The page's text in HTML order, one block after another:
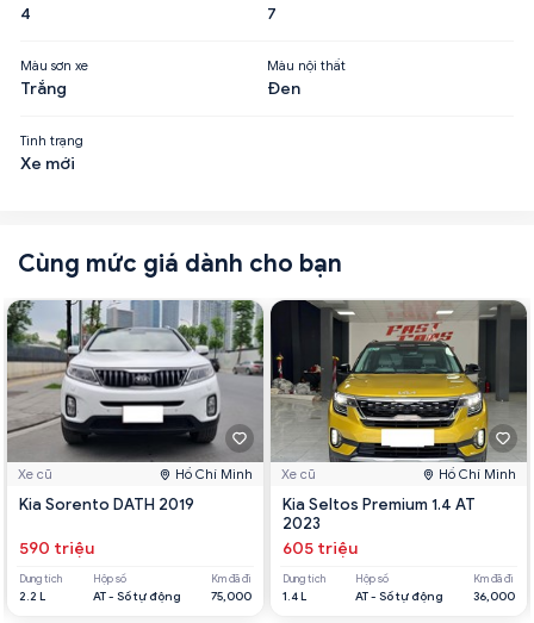
4 7
Màu sơn xe
Trắng
Màu nội thất
Đen
Tình trạng
Xe mới
Cùng mức giá dành cho bạn
Xe cũ Hồ Chí Minh
Kia Sorento DATH 2019
590 triệu
Dung tích
2.2 L
Hộp số
AT - Số tự động
Km đã đi
75,000
Xe cũ Hồ Chí Minh
Kia Seltos Premium 1.4 AT
2023
605 triệu
Dung tích
1.4 L
Hộp số
AT - Số tự động
Km đã đi
36,000